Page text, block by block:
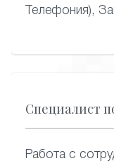
Телефония),
Специалист
Работа с